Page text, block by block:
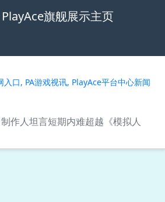
旗舰展示主页
入口, PA游戏视讯, PlayAce平台中心新闻
制作人坦言短期内难超越《模拟人